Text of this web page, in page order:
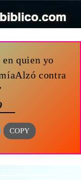
quien yo
contra